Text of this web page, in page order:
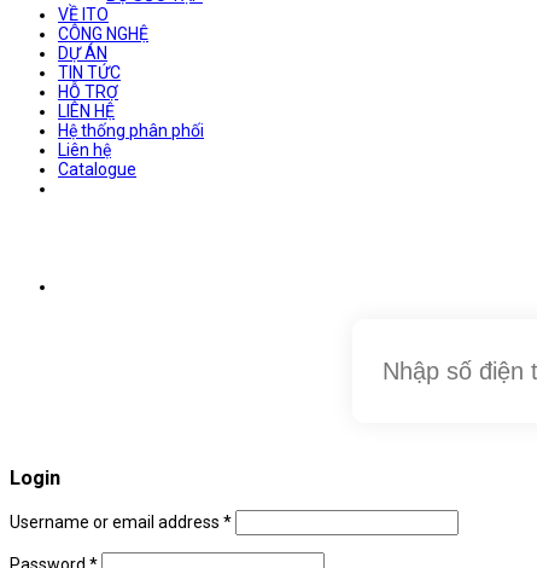
VỀ ITO
CÔNG NGHỆ
DỰ ÁN
TIN TỨC
HỖ TRỢ
LIÊN HỆ
Hệ thống phân phối
Liên hệ
Catalogue
Login
Username or email address *